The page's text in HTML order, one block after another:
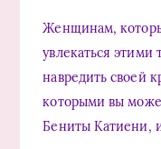
Женщинам,
увлекаться
навредить своей
которыми вы
Бениты Катиени,